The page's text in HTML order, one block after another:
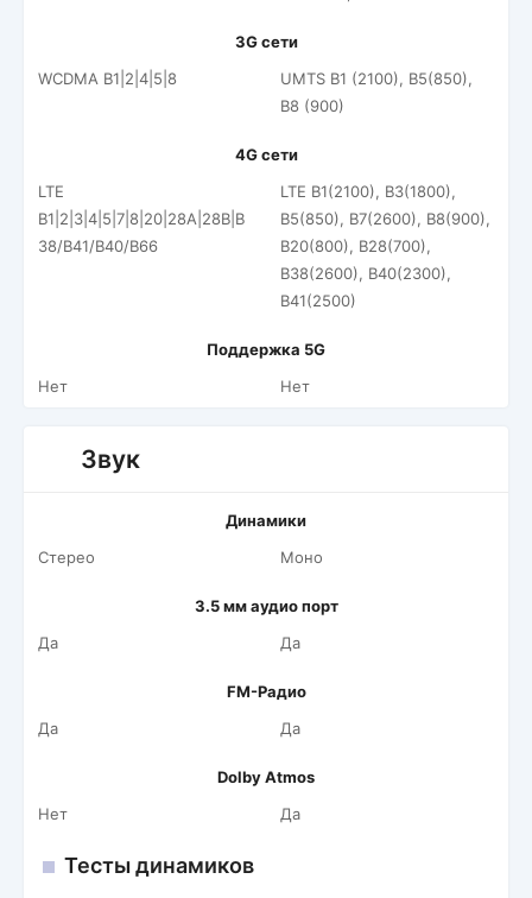
3G сети
WCDMA B1|2|4|5|8
UMTS B1 (2100), B5(850),
B8 (900)
4G сети
LTE
B1|2|3|4|5|7|8|20|28A|28B|B
38/B41/B40/B66
LTE B1(2100), B3(1800),
B5(850), B7(2600), B8(900),
B20(800), B28(700),
B38(2600), B40(2300),
B41(2500)
Поддержка 5G
Нет
Нет
Звук
Динамики
Стерео
Моно
3.5 мм аудио порт
Да
Да
FM-Радио
Да
Да
Dolby Atmos
Нет
Да
Тесты динамиков